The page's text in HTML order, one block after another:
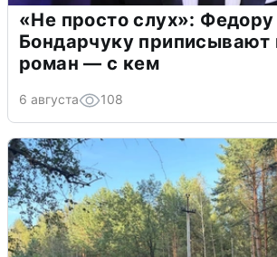
«Не просто слух»: Федору
Бондарчуку приписывают
роман — с кем
6 августа 108